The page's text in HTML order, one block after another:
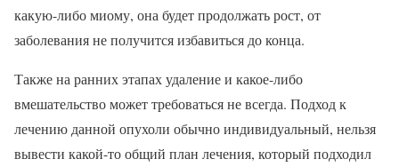
какую-либо миому, она будет продолжать рост, от
заболевания не получится избавиться до конца.
Также на ранних этапах удаление и какое-либо
вмешательство может требоваться не всегда. Подход к
лечению данной опухоли обычно индивидуальный, нельзя
вывести какой-то общий план лечения, который подходил